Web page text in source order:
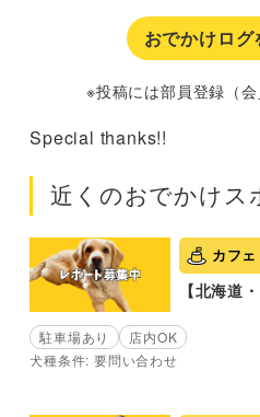
おでかけログ
※投稿には部員登録（
Special thanks!!
近くのおでかけス
カフ
【北海道
駐車場あり
店内OK
犬種条件: 要問い合わせ